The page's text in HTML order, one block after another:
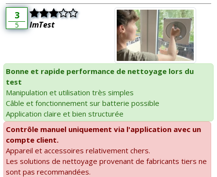
3
5 ImTest
Bonne et rapide performance de nettoyage lors du
test
Manipulation et utilisation très simples
Câble et fonctionnement sur batterie possible
Application claire et bien structurée
Contrôle manuel uniquement via l'application avec un
compte client.
Appareil et accessoires relativement chers.
Les solutions de nettoyage provenant de fabricants tiers ne
sont pas recommandées.